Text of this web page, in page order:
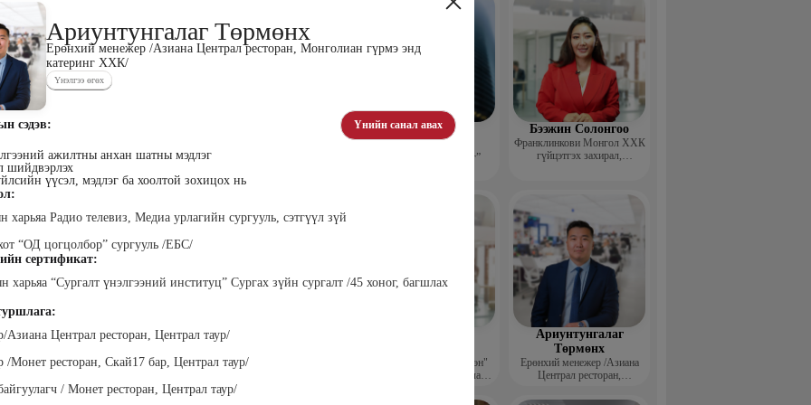
Ариунтунгалаг Төрмөнх
Ерөнхий менежер /Азиана Централ ресторан, Монголиан гүрмэ энд
катеринг ХХК/
Үнэлгээ өгөх
сэдэв: Үнийн санал авах
ажилтны анхан шатны мэдлэг
шийдвэрлэх
үүсэл, мэдлэг ба хоолтой зохицох нь
Радио телевиз, Медиа урлагийн сургууль, сэтгүүл зүй
“ОД цогцолбор” сургууль /ЕБС/
сертификат:
“Сургалт үнэлгээний институц” Сургах зүйн сургалт /45 хоног, багшлах
Централ ресторан, Централ таур/
Монет ресторан, Скай17 бар, Централ таур/
/ Монет ресторан, Централ таур/
багш
Хөгжлийн Институтийн
тэргүүн (үүсгэн байгуулагч)
Цэдэндамба
Нарантуяа
Наран анд консалтинг”
Бээжин Солонгоо
Франклинкови Монгол ХХК
гүйцэтгэх захирал,
ТББ-
Зүрх
Ганболд Тод-Эрдэнэ
Портал ХХК
Мэндбаяр Төгөлдөр
Маркетингийн албаны
МСНЭ-ийн "Ган үзэгтэн"
шагналт сэтгүүлч, Урлаг
Ариунтунгалаг
Төрмөнх
Ерөнхий менежер /Азиана
Централ ресторан,
катеринг ХХК/